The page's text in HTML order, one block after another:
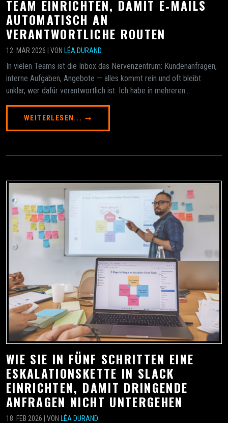
TEAM EINRICHTEN, DAMIT E‑MAILS
AUTOMATISCH AN
VERANTWORTLICHE ROUTEN
12. MAR 2026 | VON LÉA DURAND
In vielen Teams ist die Inbox das Nerven­zentrum: Kundenanfragen,
interne Aufgaben, Angebote — alles kommt rein und oft bleibt
unklar, wer dafür verantwortlich ist. Ich habe in mehreren...
WEITERLESEN... →
WIE SIE IN FÜNF SCHRITTEN EINE
ESKALATIONSKETTE IN SLACK
EINRICHTEN, DAMIT DRINGENDE
ANFRAGEN NICHT UNTERGEHEN
18. FEB 2026 | VON LÉA DURAND